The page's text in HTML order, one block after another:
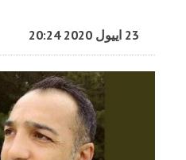
23 اییول 2020 20:24